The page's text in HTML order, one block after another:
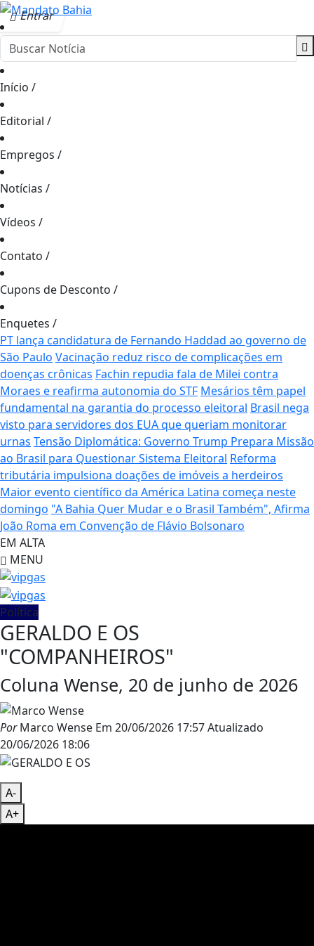
Entrar
Início /
Editorial /
Empregos /
Notícias /
Vídeos /
Contato /
Cupons de Desconto /
Enquetes /
PT lança candidatura de Fernando Haddad ao governo de
São Paulo Vacinação reduz risco de complicações em
doenças crônicas Fachin repudia fala de Milei contra
Moraes e reafirma autonomia do STF Mesários têm papel
fundamental na garantia do processo eleitoral Brasil nega
visto para servidores dos EUA que queriam monitorar
urnas Tensão Diplomática: Governo Trump Prepara Missão
ao Brasil para Questionar Sistema Eleitoral Reforma
tributária impulsiona doações de imóveis a herdeiros
Maior evento científico da América Latina começa neste
domingo "A Bahia Quer Mudar e o Brasil Também", Afirma
João Roma em Convenção de Flávio Bolsonaro
EM ALTA
MENU
Política
GERALDO E OS
"COMPANHEIROS"
Coluna Wense, 20 de junho de 2026
PorMarco Wense Em 20/06/2026 17:57Atualizado
20/06/2026 18:06
A-
A+